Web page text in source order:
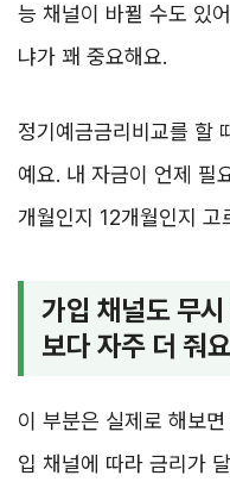
능 채널이 바뀔 수도 있
냐가 꽤 중요해요.
정기예금금리비교를 할
예요. 내 자금이 언제 필
개월인지 12개월인지 고
가입 채널도 무
보다 자주 더 줘요
이 부분은 실제로 해보
입 채널에 따라 금리가